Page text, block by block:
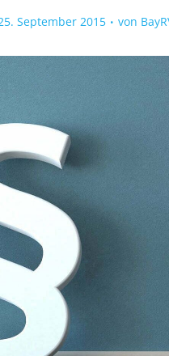
September 2015 von